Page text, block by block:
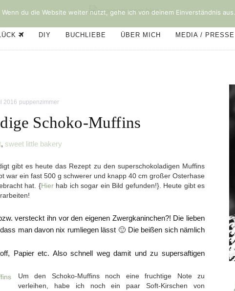
DIY BUCHLIEBE ÜBER MICH MEDIA / PRESSE
2016 puppenzimmer
Schoko-Muffins
, sweet little bakery
gibt es heute das Rezept zu den superschokoladigen Muffins
war ein fast 500 g schwerer und knapp 40 cm großer Osterhase
hat. {Hierhab ich sogar ein Bild gefunden!}. Heute gibt es
versteckt ihn vor den eigenen Zwergkaninchen?! Die lieben
man davon nix rumliegen lässt 🙂 Die beißen sich nämlich
Papier etc. Also schnell weg damit und zu supersaftigen
Um den Schoko-Muffins noch eine fruchtige Note zu
verleihen, habe ich noch ein paar Soft-Kirschen von
du die Website weiter nutzt, gehe ich von deinem Einverständnis aus.